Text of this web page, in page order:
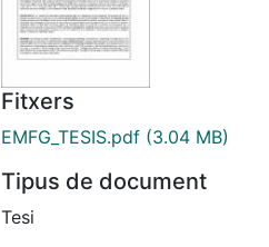
Fitxers
EMFG_TESIS.pdf (3.04 MB)
Tipus de document
Tesi